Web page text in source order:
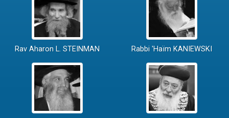
Rav Aharon L. STEINMAN Rabbi 'Haïm KANIEWSKI